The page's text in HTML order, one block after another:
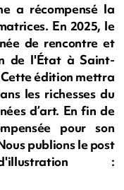
a récompensé la
En 2025, le
de rencontre et
de l'État à Saint-
Cette édition mettra
les richesses du
d’art. En fin de
pour son
publions le post
: